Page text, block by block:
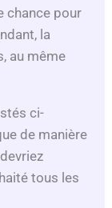
chance pour
la
au même
ci-
de manière
tous les